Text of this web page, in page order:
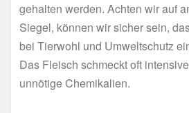
gehalten werden. Achten wir auf
Siegel, können wir sicher sein,
bei Tierwohl und Umweltschutz
Das Fleisch schmeckt oft
unnötige Chemikalien.